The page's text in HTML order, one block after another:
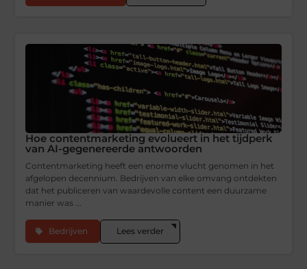
Hoe contentmarketing evolueert in het tijdperk
van AI-gegenereerde antwoorden
Contentmarketing heeft een enorme vlucht genomen in het
afgelopen decennium. Bedrijven van elke omvang ontdekten
dat het publiceren van waardevolle content een duurzame
manier was ...
Bedrijven Lees verder